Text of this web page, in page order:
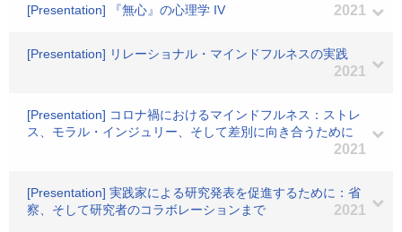
[Presentation] 『無心』の心理学 IV 2021
[Presentation] リレーショナル・マインドフルネスの実践
2021
[Presentation] コロナ禍におけるマインドフルネス：ストレ
ス、モラル・インジュリー、そして差別に向き合うために
2021
[Presentation] 実践家による研究発表を促進するために：省
察、そして研究者のコラボレーションまで
2021